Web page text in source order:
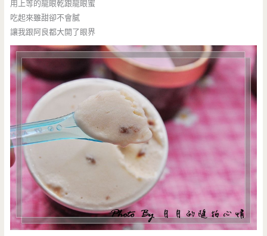
用上等的龍眼乾跟龍眼蜜
吃起來雖甜卻不會膩
讓我跟阿良都大開了眼界